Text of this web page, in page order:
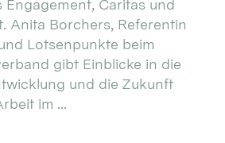
Caritas und
Anita Borchers, Referentin
Lotsenpunkte beim
gibt Einblicke in die
und die Zukunft
im ...